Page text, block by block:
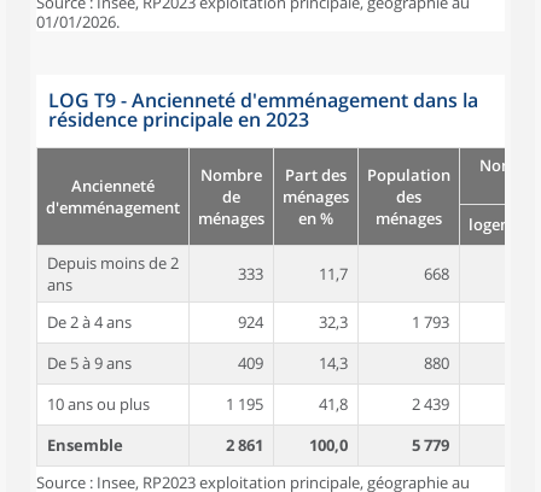
01/01/2026.
LOG T9 - Ancienneté d'emménagement dans la
résidence principale en 2023
Ancienneté
d'emménagement
Nombre
de
ménages
Part des
ménages
en %
Population
des
ménages
logement
Depuis moins de 2
ans
333 11,7 668
De 2 à 4 ans 924 32,3 1 793
De 5 à 9 ans
409 14,3 880
10 ans ou plus
1 195 41,8 2 439
Ensemble
2 861 100,0 5 779
Source : Insee, RP2023 exploitation principale, géographie au